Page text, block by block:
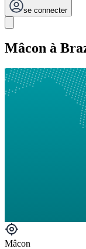
se connecter
Mâcon à
Mâcon